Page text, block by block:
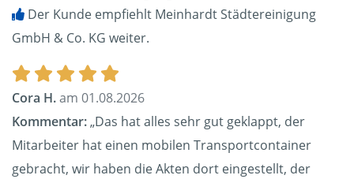
Der Kunde empfiehlt Meinhardt Städtereinigung
GmbH & Co. KG weiter.
Cora H.am 01.08.2026
Kommentar:„Das hat alles sehr gut geklappt, der
Mitarbeiter hat einen mobilen Transportcontainer
gebracht, wir haben die Akten dort eingestellt, der